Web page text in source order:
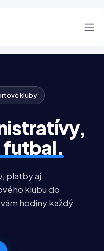
kluby
futbal.
platby aj
klubu do
hodiny každý